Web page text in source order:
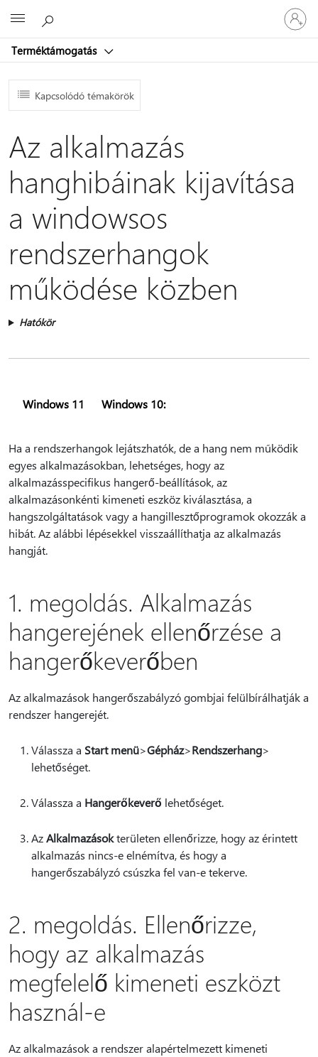
Terméktámogatás
be
a
Kapcsolódó témakörök
Az alkalmazás
hanghibáinak kijavítása
a windowsos
rendszerhangok
működése közben
Hatókör
Windows 11 Windows 10:
Ha a rendszerhangok lejátszhatók, de a hang nem működik
egyes alkalmazásokban, lehetséges, hogy az
alkalmazásspecifikus hangerő-beállítások, az
alkalmazásonkénti kimeneti eszköz kiválasztása, a
hangszolgáltatások vagy a hangillesztőprogramok okozzák a
hibát. Az alábbi lépésekkel visszaállíthatja az alkalmazás
hangját.
1. megoldás. Alkalmazás
hangerejének ellenőrzése a
hangerőkeverőben
Az alkalmazások hangerőszabályzó gombjai felülbírálhatják a
rendszer hangerejét.
Válassza a Start menü>Gépház>Rendszerhang>
lehetőséget.
Válassza a Hangerőkeverő lehetőséget.
AzAlkalmazásokterületen ellenőrizze, hogy az érintett
alkalmazás nincs-e elnémítva, és hogy a
hangerőszabályzó csúszka fel van-e tekerve.
2. megoldás. Ellenőrizze,
hogy az alkalmazás
megfelelő kimeneti eszközt
használ-e
Az alkalmazások a rendszer alapértelmezett kimeneti